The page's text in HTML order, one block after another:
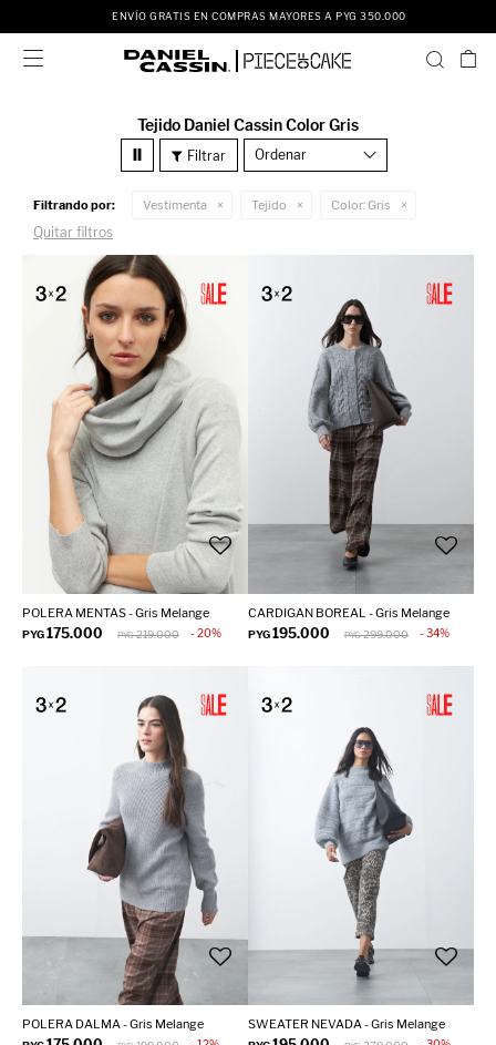
ENVÍO GRATIS EN COMPRAS MAYORES A PYG 350.000

Tejido Daniel Cassin Color Gris
Recomendados
Filtrando por: Vestimenta Tejido Color:Gris
Quitar filtros
POLERA MENTAS - Gris Melange
PYG175.000 PYG 219.000 20
CARDIGAN BOREAL - Gris Melange
PYG195.000 PYG 299.000 34
POLERA DALMA - Gris Melange SWEATER NEVADA - Gris Melange